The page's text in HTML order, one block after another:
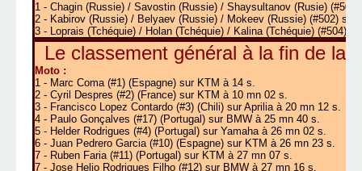
1 - Chagin (Russie) / Savostin (Russie) / Shaysultanov (Rusie)
2 - Kabirov (Russie) / Belyaev (Russie) / Mokeev (Russie) (#502) sur
3 - Loprais (Tchéquie) / Holan (Tchéquie) / Kalina (Tchéquie) (#504)
Le classement général à la fin de la
Moto :
1 - Marc Coma (#1) (Espagne) sur KTM à 14 s.
2 - Cyril Despres (#2) (France) sur KTM à 10 mn 02 s.
3 - Francisco Lopez Contardo (#3) (Chili) sur Aprilia à 20 mn 12 s.
4 - Paulo Gonçalves (#17) (Portugal) sur BMW à 25 mn 40 s.
5 - Helder Rodrigues (#4) (Portugal) sur Yamaha à 26 mn 02 s.
6 - Juan Pedrero Garcia (#10) (Espagne) sur KTM à 26 mn 23 s.
7 - Ruben Faria (#11) (Portugal) sur KTM à 27 mn 07 s.
7 - Jose Helio Rodrigues Filho (#12) sur BMW à 27 mn 16 s.